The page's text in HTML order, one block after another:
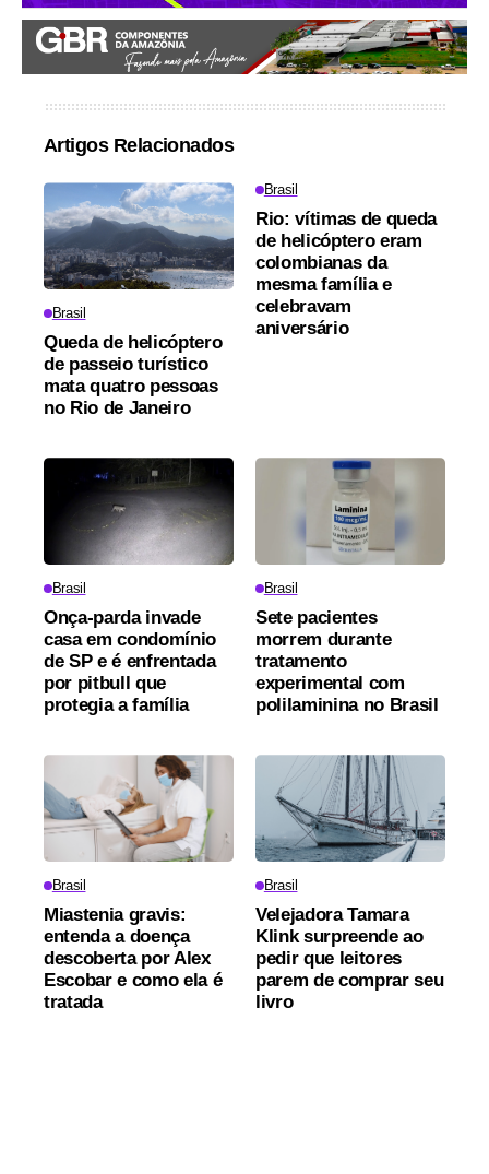
Artigos Relacionados
Brasil
Queda de helicóptero
de passeio turístico
mata quatro pessoas
no Rio de Janeiro
Brasil
Rio: vítimas de queda
de helicóptero eram
colombianas da
mesma família e
celebravam
aniversário
Brasil
Onça-parda invade
casa em condomínio
de SP e é enfrentada
por pitbull que
protegia a família
Brasil
Sete pacientes
morrem durante
tratamento
experimental com
polilaminina no Brasil
Brasil
Miastenia gravis:
entenda a doença
descoberta por Alex
Escobar e como ela é
tratada
Brasil
Velejadora Tamara
Klink surpreende ao
pedir que leitores
parem de comprar seu
livro